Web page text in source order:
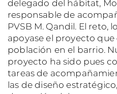
delegado del hábitat,
responsable de
PVSB M. Qandil. El reto,
apoyase el proyecto
población en el barrio.
proyecto ha sido pues
tareas de
las de diseño